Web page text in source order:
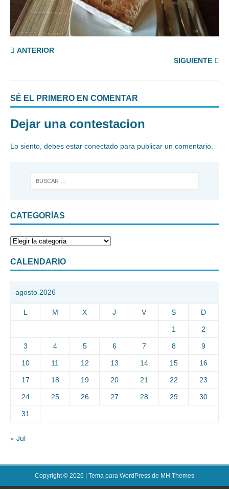
ANTERIOR
SIGUIENTE
SÉ EL PRIMERO EN COMENTAR
Dejar una contestacion
Lo siento, debes estar conectado para publicar un comentario.
CATEGORÍAS
CALENDARIO
agosto 2026
L M X J V S D
1 2
3 4 5 6 7 8 9
10 11 12 13 14 15 16
17 18 19 20 21 22 23
24 25 26 27 28 29 30
31
« Jul
Copyright © 2026 | Tema para WordPress de MH Themes